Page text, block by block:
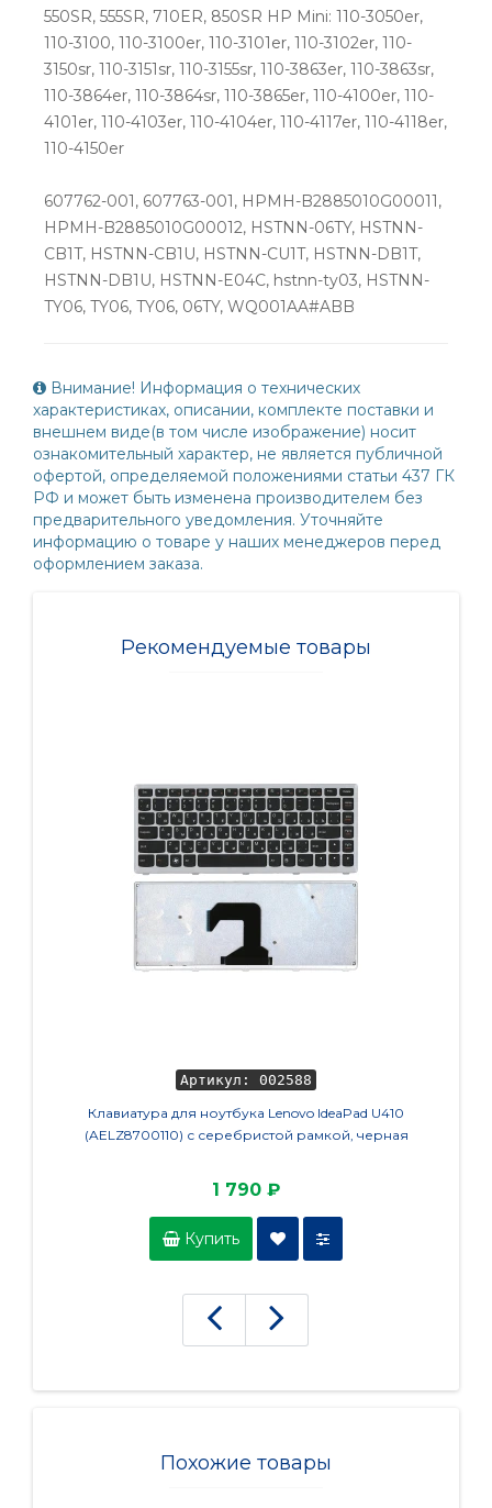
550SR, 555SR, 710ER, 850SR HP Mini: 110-3050er,
110-3100, 110-3100er, 110-3101er, 110-3102er, 110-
3150sr, 110-3151sr, 110-3155sr, 110-3863er, 110-3863sr,
110-3864er, 110-3864sr, 110-3865er, 110-4100er, 110-
4101er, 110-4103er, 110-4104er, 110-4117er, 110-4118er,
110-4150er
607762-001, 607763-001, HPMH-B2885010G00011,
HPMH-B2885010G00012, HSTNN-06TY, HSTNN-
CB1T, HSTNN-CB1U, HSTNN-CU1T, HSTNN-DB1T,
HSTNN-DB1U, HSTNN-E04C, hstnn-ty03, HSTNN-
TY06, TY06, TY06, 06TY, WQ001AA#ABB
Внимание! Информация о технических
характеристиках, описании, комплекте поставки и
внешнем виде(в том числе изображение) носит
ознакомительный характер, не является публичной
офертой, определяемой положениями статьи 437 ГК
РФ и может быть изменена производителем без
предварительного уведомления. Уточняйте
информацию о товаре у наших менеджеров перед
оформлением заказа.
Рекомендуемые товары
Артикул: 002588
Клавиатура для ноутбука Lenovo IdeaPad U410
(AELZ8700110) с серебристой рамкой, черная
1 790 ₽
Купить
Похожие товары